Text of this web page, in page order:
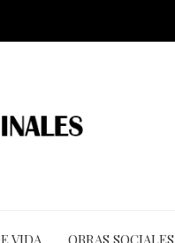
VIDA OBRAS SOCIALES